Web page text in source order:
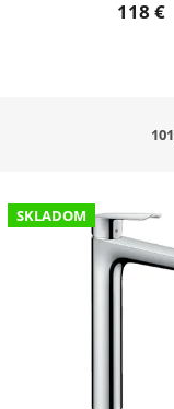
118 €
101
SKLADOM